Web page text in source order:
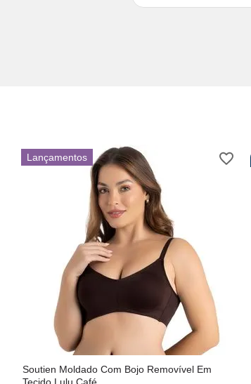
Lançamentos
Soutien Moldado Com Bojo Removível Em